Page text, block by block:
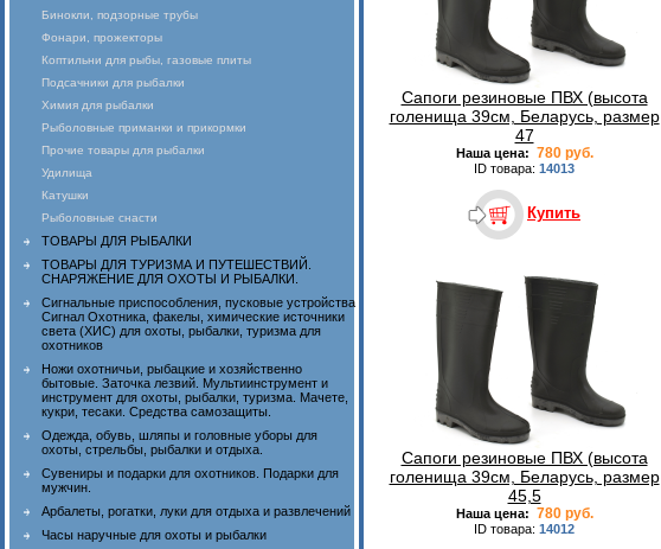
Бинокли, подзорные трубы
Фонари, прожекторы
Коптильни для рыбы, газовые плиты
Подсачники для рыбалки
Химия для рыбалки
Рыболовные приманки и прикормки
Прочие товары для рыбалки
Удилища
Катушки
Рыболовные снасти
ТОВАРЫ ДЛЯ РЫБАЛКИ
ТОВАРЫ ДЛЯ ТУРИЗМА И ПУТЕШЕСТВИЙ.
СНАРЯЖЕНИЕ ДЛЯ ОХОТЫ И РЫБАЛКИ.
Сигнальные приспособления, пусковые устройства
Сигнал Охотника, факелы, химические источники
света (ХИС) для охоты, рыбалки, туризма для
охотников
Ножи охотничьи, рыбацкие и хозяйственно
бытовые. Заточка лезвий. Мультиинструмент и
инструмент для охоты, рыбалки, туризма. Мачете,
кукри, тесаки. Средства самозащиты.
Одежда, обувь, шляпы и головные уборы для
охоты, стрельбы, рыбалки и отдыха.
Сувениры и подарки для охотников. Подарки для
мужчин.
Арбалеты, рогатки, луки для отдыха и развлечений
Часы наручные для охоты и рыбалки
Сапоги резиновые ПВХ (высота
голенища 39см, Беларусь, размер
47
Наша цена: 780 руб.
ID товара: 14013
Купить
Сапоги резиновые ПВХ (высота
голенища 39см, Беларусь, размер
45,5
Наша цена: 780 руб.
ID товара: 14012